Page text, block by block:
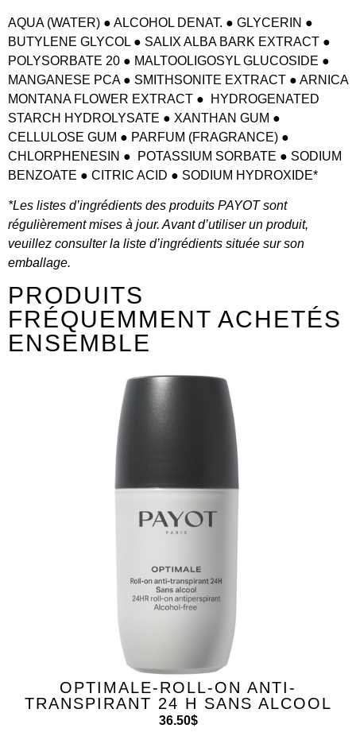
AQUA (WATER) ● ALCOHOL DENAT. ● GLYCERIN ●
BUTYLENE GLYCOL ● SALIX ALBA BARK EXTRACT ●
POLYSORBATE 20 ● MALTOOLIGOSYL GLUCOSIDE ●
MANGANESE PCA ● SMITHSONITE EXTRACT ● ARNICA
MONTANA FLOWER EXTRACT ● HYDROGENATED
STARCH HYDROLYSATE ● XANTHAN GUM ●
CELLULOSE GUM ● PARFUM (FRAGRANCE) ●
CHLORPHENESIN ● POTASSIUM SORBATE ● SODIUM
BENZOATE ● CITRIC ACID ● SODIUM HYDROXIDE*
*Les listes d’ingrédients des produits PAYOT sont
régulièrement mises à jour. Avant d’utiliser un produit,
veuillez consulter la liste d’ingrédients située sur son
emballage.
PRODUITS
FRÉQUEMMENT ACHETÉS
ENSEMBLE
OPTIMALE-ROLL-ON ANTI-
TRANSPIRANT 24 H SANS ALCOOL
36.50$